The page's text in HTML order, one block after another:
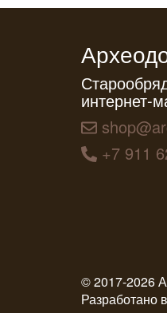
интернет-
+7 911
© 2017-2026
Разработано в